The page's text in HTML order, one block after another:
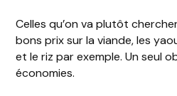
Celles qu’on va plutôt
bons prix sur la viande, les
et le riz par exemple. Un seul
économies.